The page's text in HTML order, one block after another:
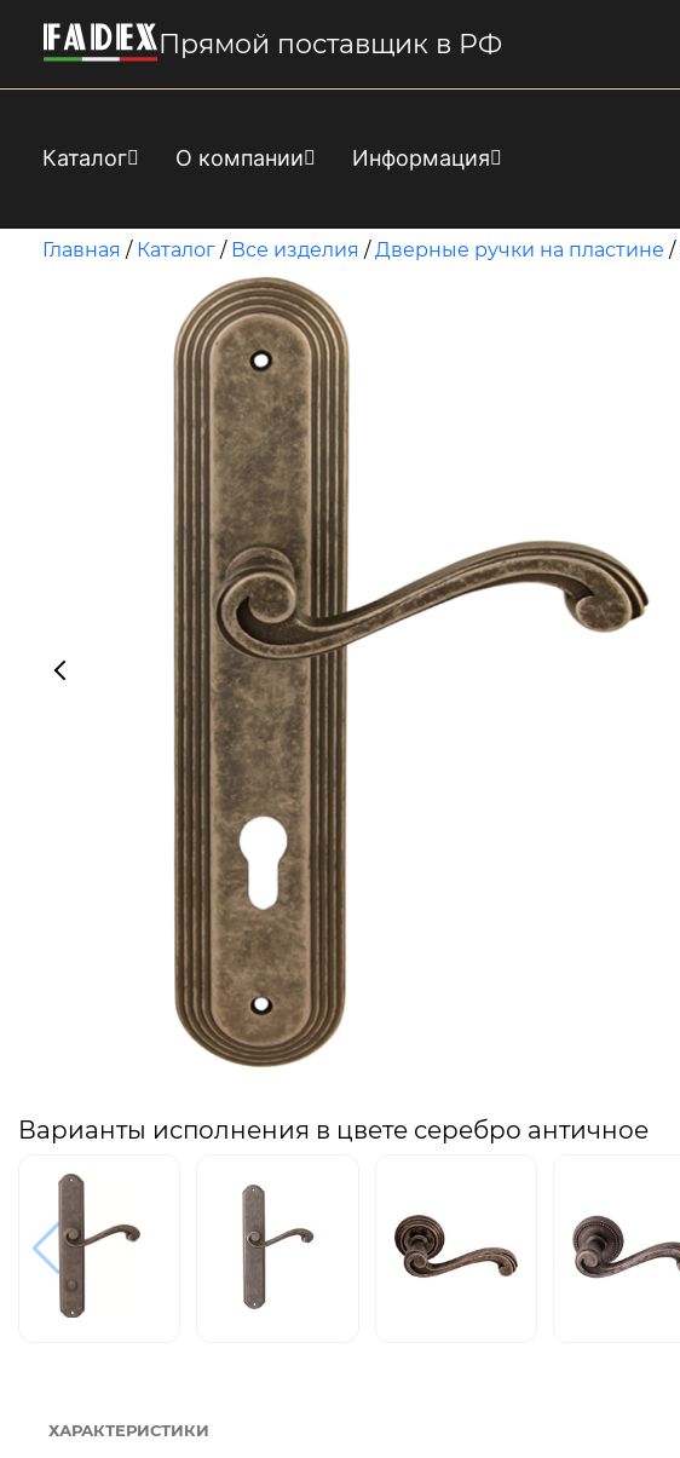
Прямой поставщик в РФ
Каталог О компании Информация
Главная / Каталог / Все изделия /Дверные ручки на пластине /
Варианты исполнения в цвете серебро античное
ХАРАКТЕРИСТИКИ